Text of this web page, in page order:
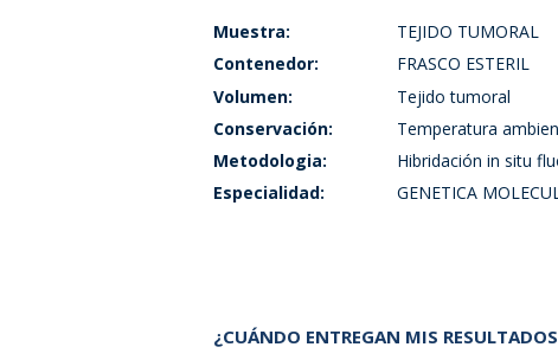
Muestra:
TEJIDO TUMORAL
Contenedor:
FRASCO ESTERIL
Volumen:
Tejido tumoral
Conservación:
Temperatura
Metodologia:
Hibridación in situ
Especialidad:
GENETICA
¿CUÁNDO ENTREGAN MIS